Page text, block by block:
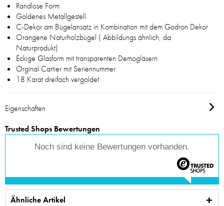
Randlose Form
Goldenes Metallgestell
C-Dekor am Bügelansatz in Kombination mit dem Godron Dekor
Orangene Naturholzbügel ( Abbildungs ähnlich, da
Naturprodukt)
Eckige Glasform mit transparenten Demogläsern
Orginal Cartier mit Seriennummer
18 Karat dreifach vergoldet
Eigenschaften
Trusted Shops Bewertungen
Noch sind keine Bewertungen vorhanden.
Ähnliche Artikel